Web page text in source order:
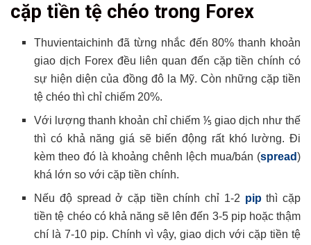
cặp tiền tệ chéo trong Forex
Thuvientaichinh đã từng nhắc đến 80% thanh khoản
giao dịch Forex đều liên quan đến cặp tiền chính có
sự hiện diện của đồng đô la Mỹ. Còn những cặp tiền
tệ chéo thì chỉ chiếm 20%.
Với lượng thanh khoản chỉ chiếm ⅕ giao dịch như thế
thì có khả năng giá sẽ biến động rất khó lường. Đi
kèm theo đó là khoảng chênh lệch mua/bán (spread)
khá lớn so với cặp tiền chính.
Nếu độ spread ở cặp tiền chính chỉ 1-2 pipthì cặp
tiền tệ chéo có khả năng sẽ lên đến 3-5 pip hoặc thậm
chí là 7-10 pip. Chính vì vậy, giao dịch với cặp tiền tệ